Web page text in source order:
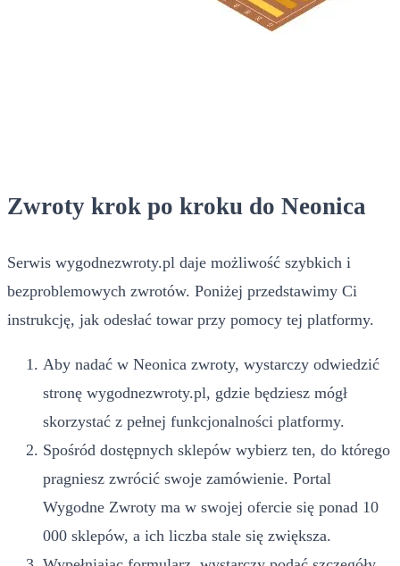
Zwroty krok po kroku do Neonica
Serwis wygodnezwroty.pl daje możliwość szybkich i
bezproblemowych zwrotów. Poniżej przedstawimy Ci
instrukcję, jak odesłać towar przy pomocy tej platformy.
Aby nadać w Neonica zwroty, wystarczy odwiedzić
stronę wygodnezwroty.pl, gdzie będziesz mógł
skorzystać z pełnej funkcjonalności platformy.
Spośród dostępnych sklepów wybierz ten, do którego
pragniesz zwrócić swoje zamówienie. Portal
Wygodne Zwroty ma w swojej ofercie się ponad 10
000 sklepów, a ich liczba stale się zwiększa.